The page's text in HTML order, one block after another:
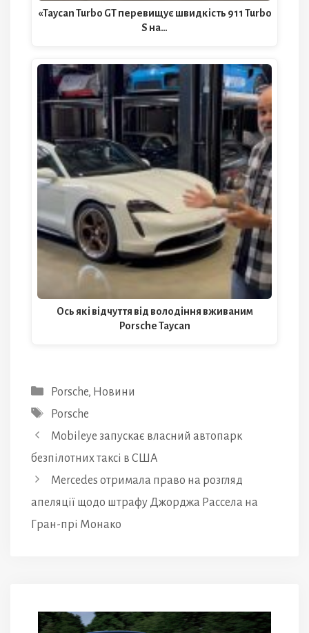
«Taycan Turbo GT перевищує швидкість 911 Turbo
S на…
Ось які відчуття від володіння вживаним
Porsche Taycan
Категорії
Porsche, Новини
Позначки
Porsche
Mobileye запускає власний автопарк
безпілотних таксі в США
Mercedes отримала право на розгляд
апеляції щодо штрафу Джорджа Рассела на
Гран-прі Монако